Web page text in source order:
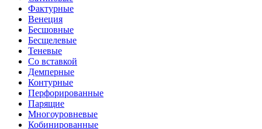
Фактурные
Венеция
Бесшовные
Бесщелевые
Теневые
Со вставкой
Демперные
Контурные
Перфорированные
Парящие
Многоуровневые
Кобинированные